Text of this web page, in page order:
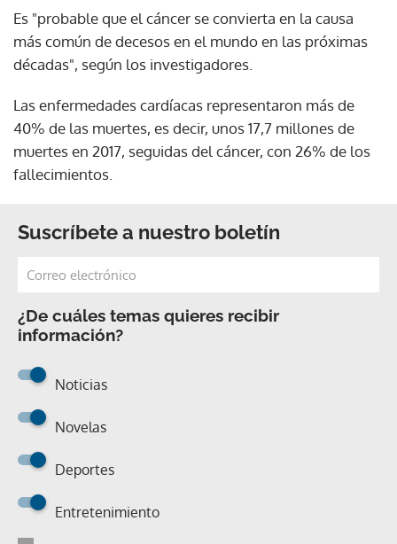
Es "probable que el cáncer se convierta en la causa
más común de decesos en el mundo en las próximas
décadas", según los investigadores.
Las enfermedades cardíacas representaron más de
40% de las muertes, es decir, unos 17,7 millones de
muertes en 2017, seguidas del cáncer, con 26% de los
fallecimientos.
Suscríbete a nuestro boletín
¿De cuáles temas quieres recibir
información?
Noticias
Novelas
Deportes
Entretenimiento